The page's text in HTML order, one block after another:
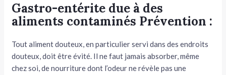
Gastro-entérite due à des
aliments contaminés Prévention :
Tout aliment douteux, en particulier servi dans des endroits
dou­teux, doit être évité. Il ne faut jamais absorber, même
chez soi, de nourriture dont l’odeur ne révèle pas une